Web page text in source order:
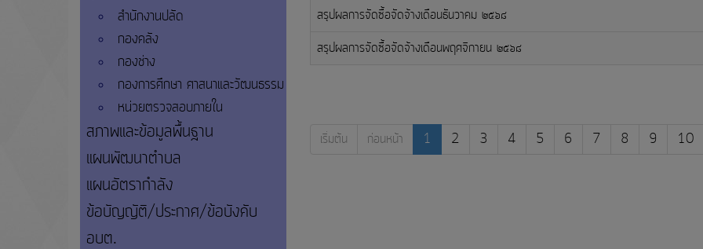
สรุปผลการจัดซื้อจัดจ้างเดือนธันวาคม ๒๕๖๘
สรุปผลการจัดซื้อจัดจ้างเดือนพฤศจิกายน ๒๕๖๘
เริ่มต้น ก่อนหน้า 1 2 3 4 5 6 7 8 9 10
สำนักงานปลัด
กองคลัง
กองช่าง
กองการศึกษา ศาสนาและวัฒนธรรม
หน่วยตรวจสอบภายใน
สภาพและข้อมูลพื้นฐาน
แผนพัฒนาตำบล
แผนอัตรากำลัง
ข้อบัญญัติ/ประกาศ/ข้อบังคับ
อบต.